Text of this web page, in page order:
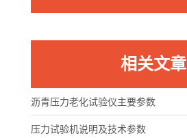
相关文章
沥青压力老化试验仪主要参数
压力试验机说明及技术参数